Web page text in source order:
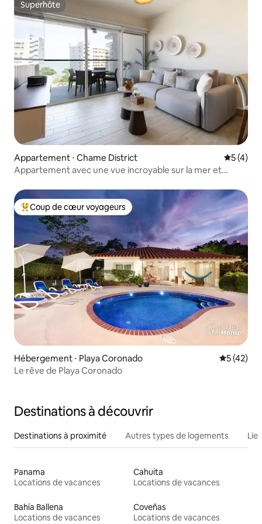
Superhôte
Superhôte
Appartement ⋅ Chame District
5 (4)
Appartement avec une vue incroyable sur la mer et
Coups de cœur voyageurs les plus appréciés
Coup de cœur voyageurs
Hébergement ⋅ Playa Coronado
5 (42)
Le rêve de Playa Coronado
Destinations à découvrir
Destinations à proximité Autres types de logements
Panama
Locations de vacances
Cahuita
Locations de vacances
Bahía Ballena
Locations de vacances
Coveñas
Locations de vacances